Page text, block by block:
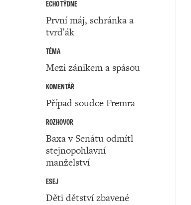
ECHO TÝDNE
První máj, schránka a
tvrďák
TÉMA
Mezi zánikem a spásou
KOMENTÁŘ
Případ soudce Fremra
ROZHOVOR
Baxa v Senátu odmítl
stejnopohlavní
manželství
ESEJ
Děti dětství zbavené